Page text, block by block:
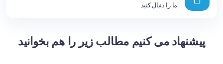
ما را دنبال کنید
پیشنهاد می کنیم مطالب زیر را هم بخوانید